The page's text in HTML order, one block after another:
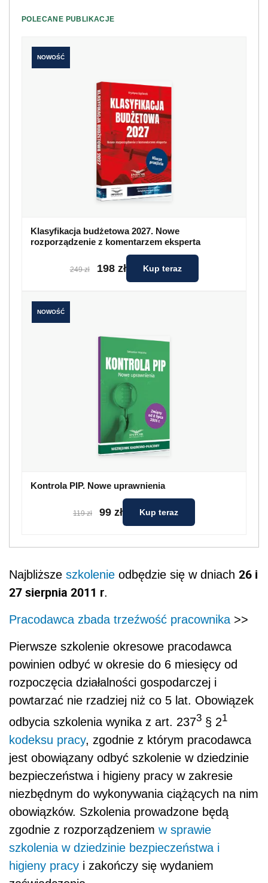
POLECANE PUBLIKACJE
NOWOŚĆ
Klasyfikacja budżetowa 2027. Nowe
rozporządzenie z komentarzem eksperta
249 zł 198 zł Kup teraz
NOWOŚĆ
Kontrola PIP. Nowe uprawnienia
119 zł 99 zł Kup teraz
Najbliższe szkolenie odbędzie się w dniach 26 i
27 sierpnia 2011 r.
Pracodawca zbada trzeźwość pracownika >>
Pierwsze szkolenie okresowe pracodawca
powinien odbyć w okresie do 6 miesięcy od
rozpoczęcia działalności gospodarczej i
powtarzać nie rzadziej niż co 5 lat. Obowiązek
odbycia szkolenia wynika z art. 2373 § 21
kodeksu pracy, zgodnie z którym pracodawca
jest obowiązany odbyć szkolenie w dziedzinie
bezpieczeństwa i higieny pracy w zakresie
niezbędnym do wykonywania ciążących na nim
obowiązków. Szkolenia prowadzone będą
zgodnie z rozporządzeniem w sprawie
szkolenia w dziedzinie bezpieczeństwa i
higieny pracy i zakończy się wydaniem